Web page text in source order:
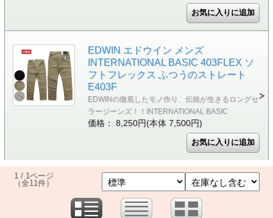
EDWIN エドウイン メンズ
INTERNATIONAL BASIC 403FLEX ソ
フトフレックス ふつうのストレート
E403F
EDWINの徹底したモノ作り、伝統が生きるロングセ
ラージーンズ！！INTERNATIONAL BASIC
価格： 8,250円(本体 7,500円)
1 / 1ページ
（全11件）